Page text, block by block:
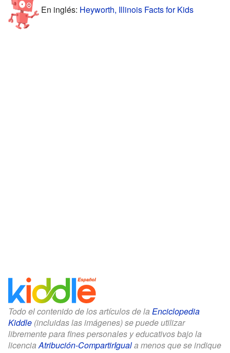
En inglés: Heyworth, Illinois Facts for Kids
Todo el contenido de los artículos de la Enciclopedia
Kiddle (incluidas las imágenes) se puede utilizar
libremente para fines personales y educativos bajo la
licenciaAtribución-CompartirIguala menos que se indique